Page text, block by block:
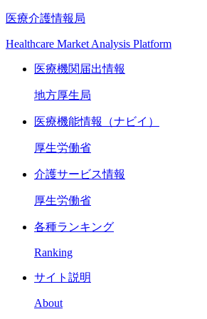
医療介護情報局
Healthcare Market Analysis Platform
医療機関届出情報
地方厚生局
医療機能情報（ナビイ）
厚生労働省
介護サービス情報
厚生労働省
各種ランキング
Ranking
サイト説明
About